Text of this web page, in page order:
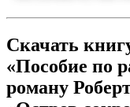
Скачать
«Пособие по
роману